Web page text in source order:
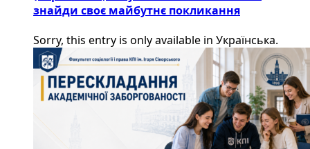
знайди своє майбутнє покликання
Sorry, this entry is only available in Українська.